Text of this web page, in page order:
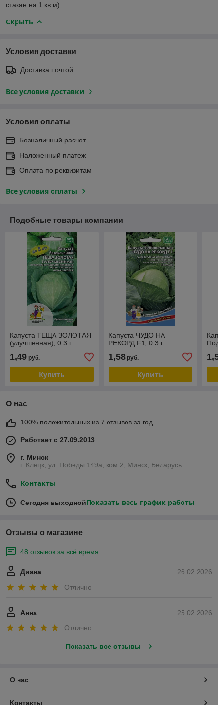
стакан на 1 кв.м).
Скрыть
Условия доставки
Доставка почтой
Все условия доставки
Условия оплаты
Безналичный расчет
Наложенный платеж
Оплата по реквизитам
Все условия оплаты
Подобные товары компании
Капуста ТЕЩА ЗОЛОТАЯ
(улучшенная), 0.3 г
1,49 руб.
Купить
Капуста ЧУДО НА
РЕКОРД F1, 0.3 г
1,58руб.
Купить
О нас
100% положительных из 7 отзывов за год
Работает с 27.09.2013
г. Минск
г. Клецк, ул. Победы 149а, ком 2, Минск, Беларусь
Контакты
Сегодня выходнойПоказать весь график работы
Отзывы о магазине
48 отзывов за всё время
26.02.2026
Диана
Отлично
25.02.2026
Анна
Отлично
Показать все отзывы
О нас
Контакты